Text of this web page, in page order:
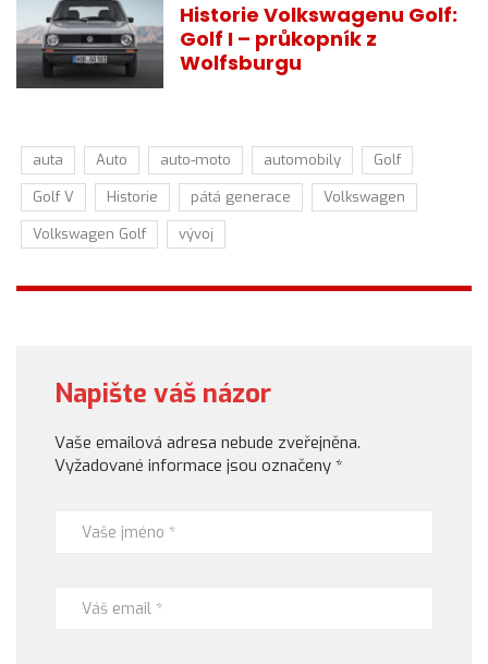
Historie Volkswagenu Golf:
Golf I – průkopník z
Wolfsburgu
auta Auto auto-moto automobily
Golf
Golf V
Historie pátá generace
Volkswagen
Volkswagen Golf
vývoj
Napište váš názor
Vaše emailová adresa nebude zveřejněna.
Vyžadované informace jsou označeny *